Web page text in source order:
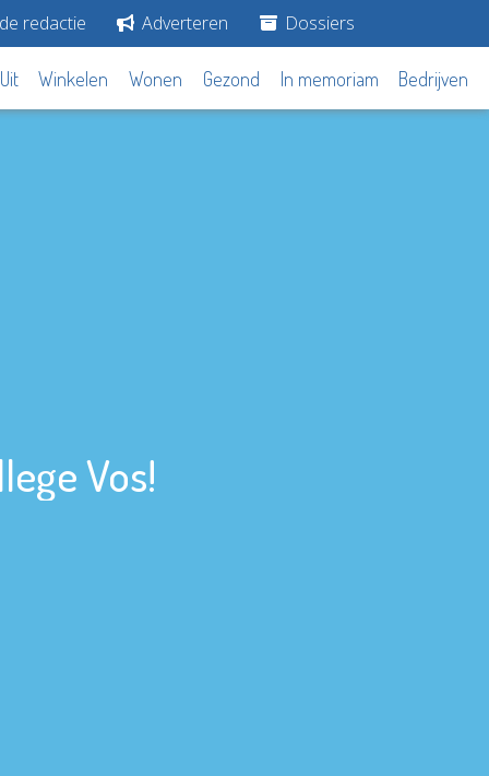
redactie Adverteren Dossiers
Uit Winkelen Wonen Gezond In memoriam Bedrijven
Vos!